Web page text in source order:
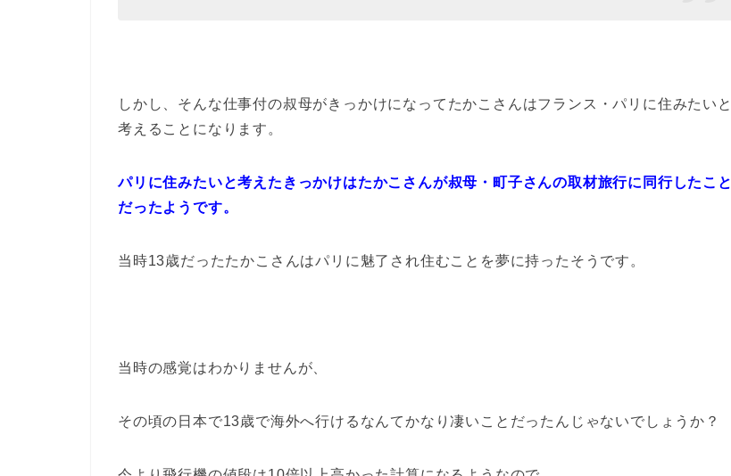
しかし、そんな仕事付の叔母がきっかけになってたかこさんはフランス・パリに住みたいと
考えることになります。
パリに住みたいと考えたきっかけはたかこさんが叔母・町子さんの取材旅行に同行したこと
だったようです。
当時13歳だったたかこさんはパリに魅了され住むことを夢に持ったそうです。
当時の感覚はわかりませんが、
その頃の日本で13歳で海外へ行けるなんてかなり凄いことだったんじゃないでしょうか？